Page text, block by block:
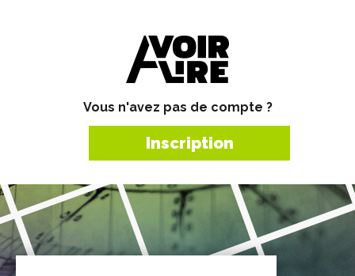
Vous n'avez pas de compte ?
Inscription